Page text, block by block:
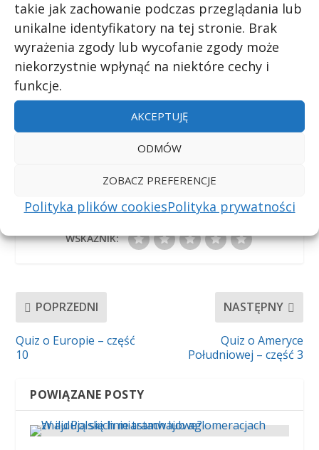
takie jak zachowanie podczas przeglądania lub
unikalne identyfikatory na tej stronie. Brak
wyrażenia zgody lub wycofanie zgody może
niekorzystnie wpłynąć na niektóre cechy i
funkcje.
AKCEPTUJĘ
ODMÓW
ZOBACZ PREFERENCJE
Polityka plików cookiesPolityka prywatności
STARSZE WPISY
UDZIAŁ:
WSKAŹNIK:
POPRZEDNI
Quiz o Europie – część
10
NASTĘPNY
Quiz o Ameryce
Południowej – część 3
POWIĄZANE POSTY